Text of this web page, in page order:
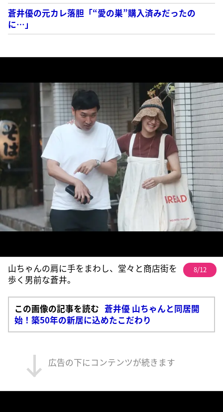
蒼井優の元カレ落胆「“愛の巣”購入済みだったの
に…」
山ちゃんの肩に手をまわし、堂々と商店街を
歩く男前な蒼井。
8/12
この画像の記事を読む 蒼井優 山ちゃんと同居開
始！築50年の新居に込めたこだわり
広告の下にコンテンツが続きます